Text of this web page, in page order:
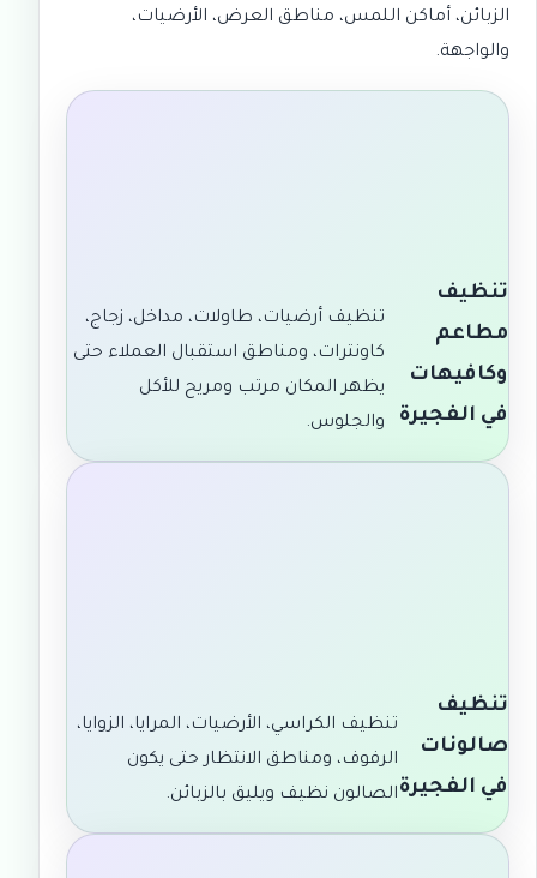
الزبائن، أماكن اللمس، مناطق العرض، الأرضيات،
والواجهة.
تنظيف
مطاعم
وكافيهات
في الفجيرة
تنظيف أرضيات، طاولات، مداخل، زجاج،
كاونترات، ومناطق استقبال العملاء حتى
يظهر المكان مرتب ومريح للأكل
والجلوس.
تنظيف
صالونات
في الفجيرة
تنظيف الكراسي، الأرضيات، المرايا، الزوايا،
الرفوف، ومناطق الانتظار حتى يكون
الصالون نظيف ويليق بالزبائن.